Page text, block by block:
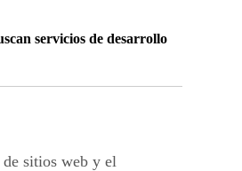
servicios de desarrollo
de sitios web y el